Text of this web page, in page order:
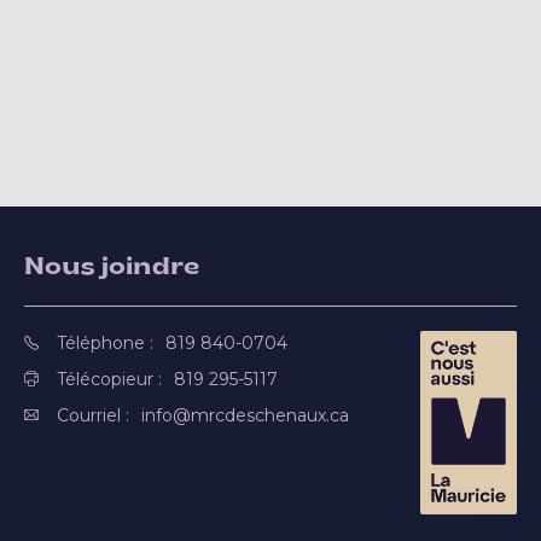
Nous joindre
Téléphone :
819 840-0704
Télécopieur :
819 295-5117
Courriel :
info@mrcdeschenaux.ca